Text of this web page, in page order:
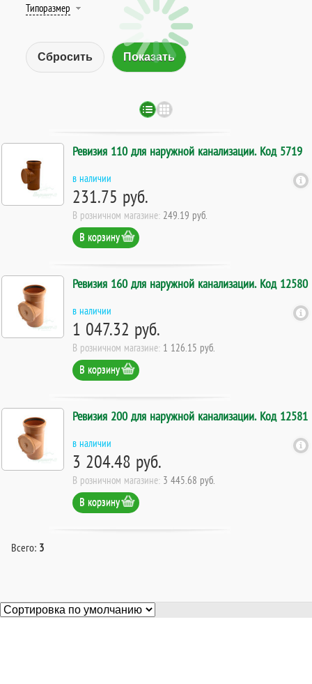
Типоразмер
Сбросить
Ревизия 110 для наружной канализации. Код 5719
в наличии
231.75 руб.
В розничном магазине: 249.19 руб.
В корзину
Ревизия 160 для наружной канализации. Код 12580
в наличии
1 047.32 руб.
В розничном магазине: 1 126.15 руб.
В корзину
Ревизия 200 для наружной канализации. Код 12581
в наличии
3 204.48 руб.
В розничном магазине: 3 445.68 руб.
В корзину
Всего: 3